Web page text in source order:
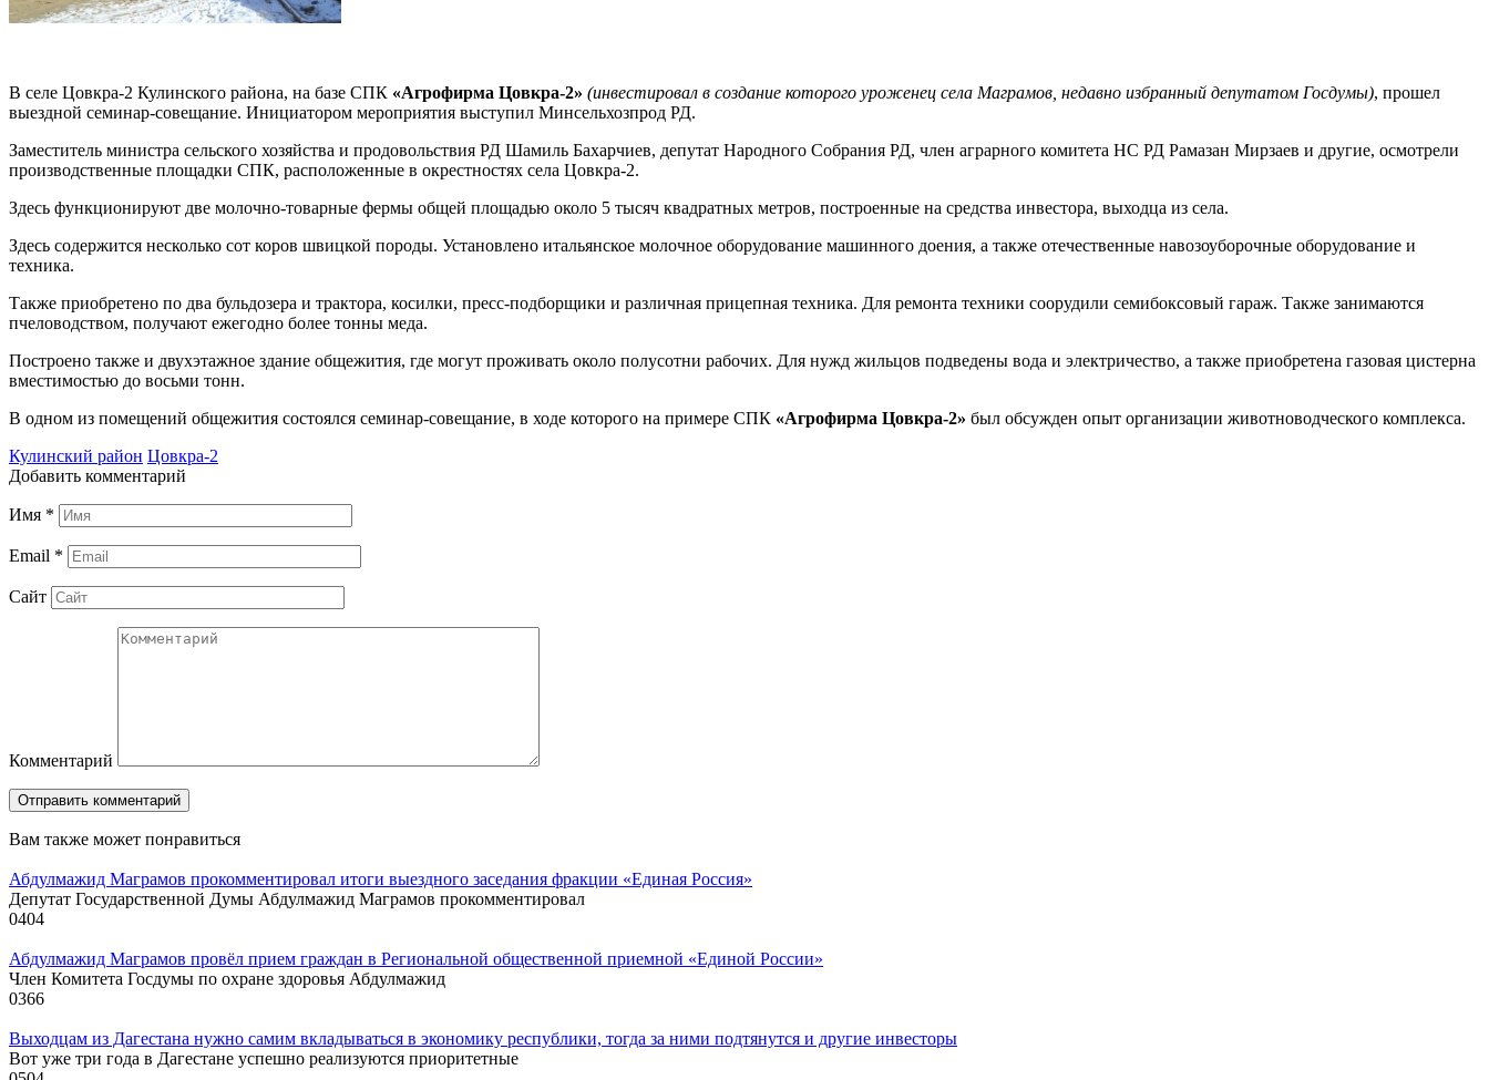
В селе Цовкра-2 Кулинского района, на базе СПК «Агрофирма Цовкра-2» (инвестировал в создание которого уроженец села Маграмов, недавно избранный депутатом Госдумы), прошел
выездной семинар-совещание. Инициатором мероприятия выступил Минсельхозпрод РД.
Заместитель министра сельского хозяйства и продовольствия РД Шамиль Бахарчиев, депутат Народного Собрания РД, член аграрного комитета НС РД Рамазан Мирзаев и другие, осмотрели
производственные площадки СПК, расположенные в окрестностях села Цовкра-2.
Здесь функционируют две молочно-товарные фермы общей площадью около 5 тысяч квадратных метров, построенные на средства инвестора, выходца из села.
Здесь содержится несколько сот коров швицкой породы. Установлено итальянское молочное оборудование машинного доения, а также отечественные навозоуборочные оборудование и
техника.
Также приобретено по два бульдозера и трактора, косилки, пресс-подборщики и различная прицепная техника. Для ремонта техники соорудили семибоксовый гараж. Также занимаются
пчеловодством, получают ежегодно более тонны меда.
Построено также и двухэтажное здание общежития, где могут проживать около полусотни рабочих. Для нужд жильцов подведены вода и электричество, а также приобретена газовая цистерна
вместимостью до восьми тонн.
В одном из помещений общежития состоялся семинар-совещание, в ходе которого на примере СПК «Агрофирма Цовкра-2» был обсужден опыт организации животноводческого комплекса.
Кулинский район Цовкра-2
Добавить комментарий
Имя *
Email *
Сайт
Комментарий
Вам также может понравиться
Абдулмажид Маграмов прокомментировал итоги выездного заседания фракции «Единая Россия»
Депутат Государственной Думы Абдулмажид Маграмов прокомментировал
0404
Абдулмажид Маграмов провёл прием граждан в Региональной общественной приемной «Единой России»
Член Комитета Госдумы по охране здоровья Абдулмажид
0366
Выходцам из Дагестана нужно самим вкладываться в экономику республики, тогда за ними подтянутся и другие инвесторы
Вот уже три года в Дагестане успешно реализуются приоритетные